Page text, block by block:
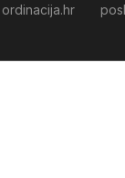
ordinacija.hr